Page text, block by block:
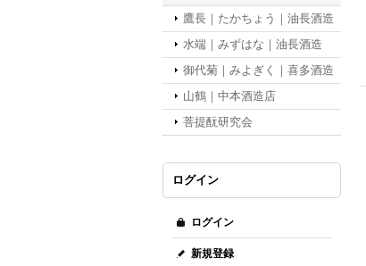
鷹長｜たかちょう｜油長酒造
水端｜みずはな｜油長酒造
御代菊｜みよぎく｜喜多酒造
山鶴｜中本酒造店
菩提酛研究会
ログイン
ログイン
新規登録